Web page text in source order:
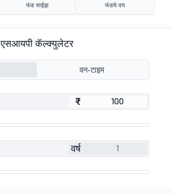
फंड साईझ फंडचे वय
एसआयपी कॅल्क्युलेटर
वन-टाइम
₹
₹
वर्ष